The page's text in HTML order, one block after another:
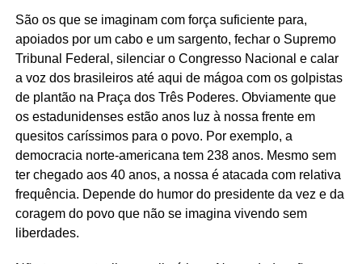
São os que se imaginam com força suficiente para,
apoiados por um cabo e um sargento, fechar o Supremo
Tribunal Federal, silenciar o Congresso Nacional e calar
a voz dos brasileiros até aqui de mágoa com os golpistas
de plantão na Praça dos Três Poderes. Obviamente que
os estadunidenses estão anos luz à nossa frente em
quesitos caríssimos para o povo. Por exemplo, a
democracia norte-americana tem 238 anos. Mesmo sem
ter chegado aos 40 anos, a nossa é atacada com relativa
frequência. Depende do humor do presidente da vez e da
coragem do povo que não se imagina vivendo sem
liberdades.